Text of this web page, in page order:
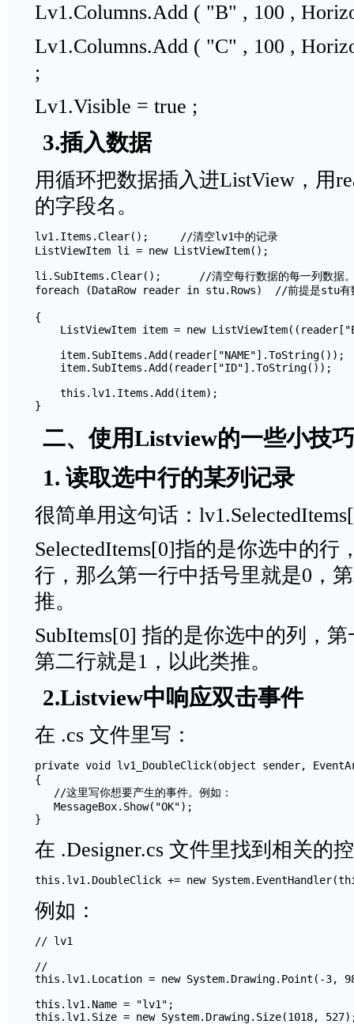
Lv1.Columns.Add ( "B" , 100 ,
Lv1.Columns.Add ( "C" , 100 ,
;
Lv1.Visible = true ;
3.插入数据
用循环把数据插入进ListView，用
的字段名。
lv1.Items.Clear();     //清空lv1中的记录
ListViewItem li = new ListViewItem();
li.SubItems.Clear();      //清空每行数据的每一列数据
foreach (DataRow reader in stu.Rows)  //前提是stu有
{
ListViewItem item = new
    item.SubItems.Add(reader["NAME"].ToString());
    item.SubItems.Add(reader["ID"].ToString());
    this.lv1.Items.Add(item);
}
二、使用Listview的一些
1. 读取选中行的某列记录
很简单用这句话：
SelectedItems[0]指的是你选中的行
行，那么第一行中括号里就是0，
推。
SubItems[0] 指的是你选中的列，
第二行就是1，以此类推。
2.Listview中响应双击事件
在 .cs 文件里写：
private void lv1_DoubleClick(object sender,
{
   //这里写你想要产生的事件。例如：
   MessageBox.Show("OK");
}
在 .Designer.cs 文件里找到相关的
this.lv1.DoubleClick += new
例如：
// lv1
//
this.lv1.Location = new System.Drawing.Point(-3,
this.lv1.Name = "lv1";
this.lv1.Size = new System.Drawing.Size(1018,